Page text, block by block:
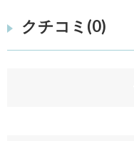
クチコミ(0)